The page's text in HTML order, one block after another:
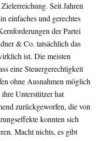
Seit Jahren
einfaches und gerechtes
der Partei
& Co. tatsächlich das
ist. Die meisten
eine Steuergerechtigkeit
ohne Ausnahmen möglich
Unterstützer hat
zurückgeworfen, die von
konnten sich
Macht nichts, es gibt